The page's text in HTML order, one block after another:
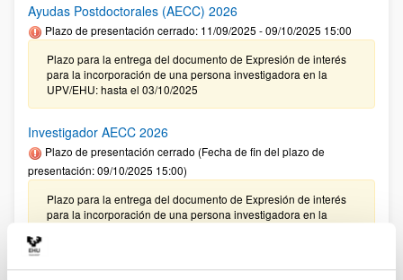
Ayudas Postdoctorales (AECC) 2026
Plazo de presentación cerrado: 11/09/2025 - 09/10/2025 15:00
Plazo para la entrega del documento de Expresión de interés
para la incorporación de una persona investigadora en la
UPV/EHU: hasta el 03/10/2025
Investigador AECC 2026
Plazo de presentación cerrado (Fecha de fin del plazo de
presentación: 09/10/2025 15:00)
Plazo para la entrega del documento de Expresión de interés
para la incorporación de una persona investigadora en la
CONVOCATORIA 2025- I EXTRAORDINARIA PARA LA